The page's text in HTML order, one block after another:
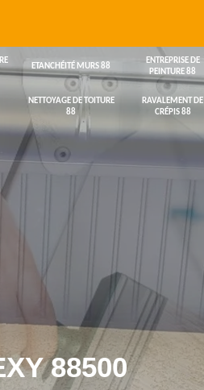
ETANCHÉITÉ MURS 88
ENTREPRISE DE
PEINTURE 88
NETTOYAGE DE TOITURE
88
RAVALEMENT DE
CRÉPIS 88
88500